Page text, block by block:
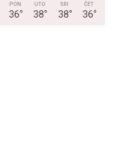
PON
36°
UTO
38°
SRI
38°
ČET
36°